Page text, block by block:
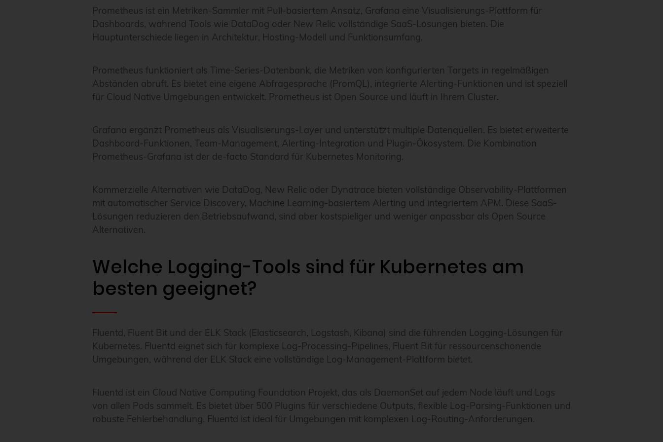
Prometheus ist ein Metriken-Sammler mit Pull-basiertem Ansatz, Grafana eine Visualisierungs-Plattform für
Dashboards, während Tools wie DataDog oder New Relic vollständige SaaS-Lösungen bieten. Die
Hauptunterschiede liegen in Architektur, Hosting-Modell und Funktionsumfang.
Prometheus funktioniert als Time-Series-Datenbank, die Metriken von konfigurierten Targets in regelmäßigen
Abständen abruft. Es bietet eine eigene Abfragesprache (PromQL), integrierte Alerting-Funktionen und ist speziell
für Cloud Native Umgebungen entwickelt. Prometheus ist Open Source und läuft in Ihrem Cluster.
Grafana ergänzt Prometheus als Visualisierungs-Layer und unterstützt multiple Datenquellen. Es bietet erweiterte
Dashboard-Funktionen, Team-Management, Alerting-Integration und Plugin-Ökosystem. Die Kombination
Prometheus-Grafana ist der de-facto Standard für Kubernetes Monitoring.
Kommerzielle Alternativen wie DataDog, New Relic oder Dynatrace bieten vollständige Observability-Plattformen
mit automatischer Service Discovery, Machine Learning-basiertem Alerting und integriertem APM. Diese SaaS-
Lösungen reduzieren den Betriebsaufwand, sind aber kostspieliger und weniger anpassbar als Open Source
Alternativen.
Welche Logging-Tools sind für Kubernetes am
besten geeignet?
Fluentd, Fluent Bit und der ELK Stack (Elasticsearch, Logstash, Kibana) sind die führenden Logging-Lösungen für
Kubernetes. Fluentd eignet sich für komplexe Log-Processing-Pipelines, Fluent Bit für ressourcenschonende
Umgebungen, während der ELK Stack eine vollständige Log-Management-Plattform bietet.
Fluentd ist ein Cloud Native Computing Foundation Projekt, das als DaemonSet auf jedem Node läuft und Logs
von allen Pods sammelt. Es bietet über 500 Plugins für verschiedene Outputs, flexible Log-Parsing-Funktionen und
robuste Fehlerbehandlung. Fluentd ist ideal für Umgebungen mit komplexen Log-Routing-Anforderungen.